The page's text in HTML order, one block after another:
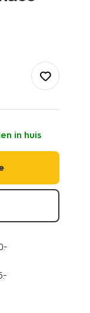
in huis